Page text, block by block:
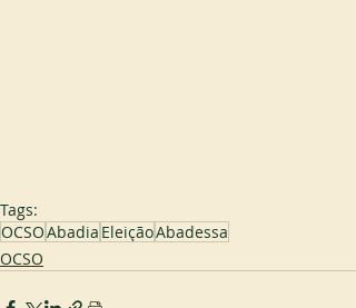
Tags:
OCSOAbadia EleiçãoAbadessa
OCSO